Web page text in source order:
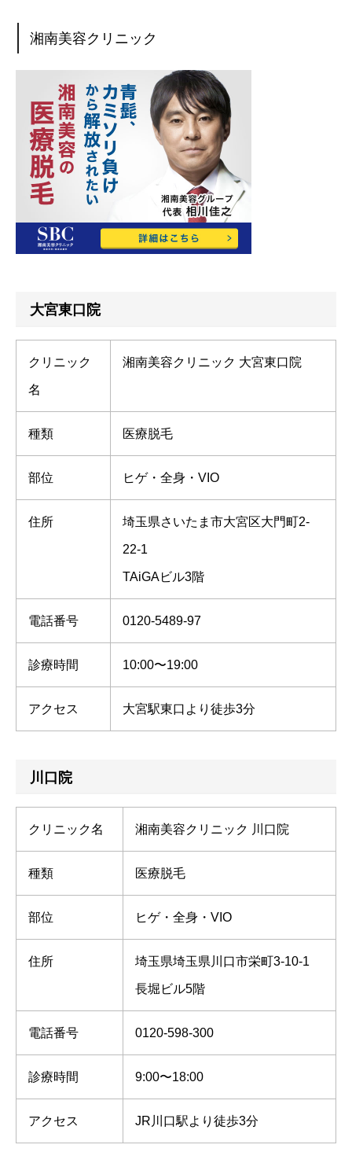
湘南美容クリニック
大宮東口院
クリニック
名
湘南美容クリニック 大宮東口院
種類 医療脱毛
部位 ヒゲ・全身・VIO
住所 埼玉県さいたま市大宮区大門町2-
22-1
TAiGAビル3階
電話番号 0120-5489-97
診療時間 10:00〜19:00
アクセス 大宮駅東口より徒歩3分
川口院
クリニック名 湘南美容クリニック 川口院
種類 医療脱毛
部位 ヒゲ・全身・VIO
住所 埼玉県埼玉県川口市栄町3-10-1
長堀ビル5階
電話番号 0120-598-300
診療時間 9:00〜18:00
アクセス JR川口駅より徒歩3分